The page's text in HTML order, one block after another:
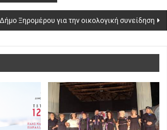
Ξηρομέρου για την οικολογική συνείδηση